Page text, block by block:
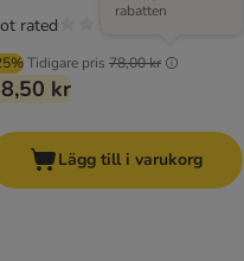
Tidigare pris 78,00 kr
rabatten
kr
rated
Lägg till i varukorg